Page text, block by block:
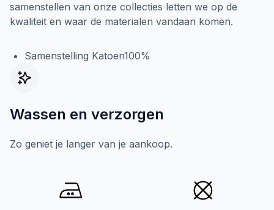
samenstellen van onze collecties letten we op de
kwaliteit en waar de materialen vandaan komen.
Samenstelling Katoen100%
Wassen en verzorgen
Zo geniet je langer van je aankoop.